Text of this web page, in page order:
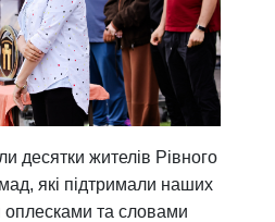
десятки жителів Рівного
які підтримали наших
оплесками та словами